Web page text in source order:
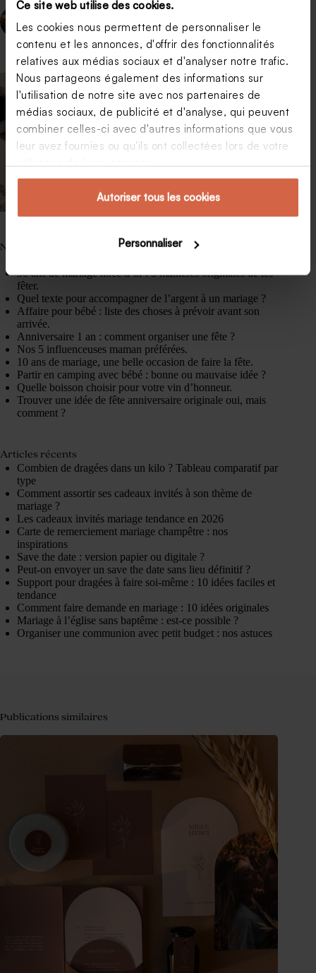
Ce site web utilise des cookies.
Les cookies nous permettent de personnaliser le
contenu et les annonces, d'offrir des fonctionnalités
relatives aux médias sociaux et d'analyser notre trafic.
Nous partageons également des informations sur
l'utilisation de notre site avec nos partenaires de
médias sociaux, de publicité et d'analyse, qui peuvent
combiner celles-ci avec d'autres informations que vous
leur avez fournies ou qu'ils ont collectées lors de votre
Autoriser tous les cookies
Personnaliser
PRÉCÉDENT SUIVANT
Nos articles les plus lus.
50 ans de mariage noce d’or : 5 manières originales de les
fêter.
Quel texte pour accompagner de l’argent à un mariage ?
Affaire pour bébé : liste des choses à prévoir avant son
arrivée.
Anniversaire 1 an : comment organiser une fête ?
Nos 5 influenceuses maman préférées.
10 ans de mariage, une belle occasion de faire la fête.
Partir en camping avec bébé : bonne ou mauvaise idée ?
Quelle boisson choisir pour votre vin d’honneur.
Trouver une idée de fête anniversaire originale oui, mais
comment ?
Articles récents
Combien de dragées dans un kilo ? Tableau comparatif par
type
Comment assortir ses cadeaux invités à son thème de
mariage ?
Les cadeaux invités mariage tendance en 2026
Carte de remerciement mariage champêtre : nos
inspirations
Save the date : version papier ou digitale ?
Peut-on envoyer un save the date sans lieu définitif ?
Support pour dragées à faire soi-même : 10 idées faciles et
tendance
Comment faire demande en mariage : 10 idées originales
Mariage à l’église sans baptême : est-ce possible ?
Organiser une communion avec petit budget : nos astuces
Publications similaires